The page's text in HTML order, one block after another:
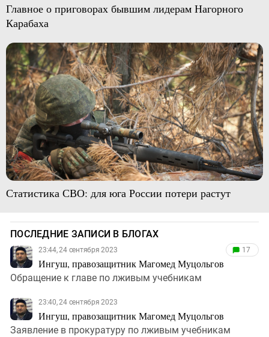
Главное о приговорах бывшим лидерам Нагорного
Карабаха
Статистика СВО: для юга России потери растут
ПОСЛЕДНИЕ ЗАПИСИ В БЛОГАХ
23:44, 24 сентября 2023
Ингуш, правозащитник Магомед Муцольгов
17
Обращение к главе по лживым учебникам
23:40, 24 сентября 2023
Ингуш, правозащитник Магомед Муцольгов
Заявление в прокуратуру по лживым учебникам